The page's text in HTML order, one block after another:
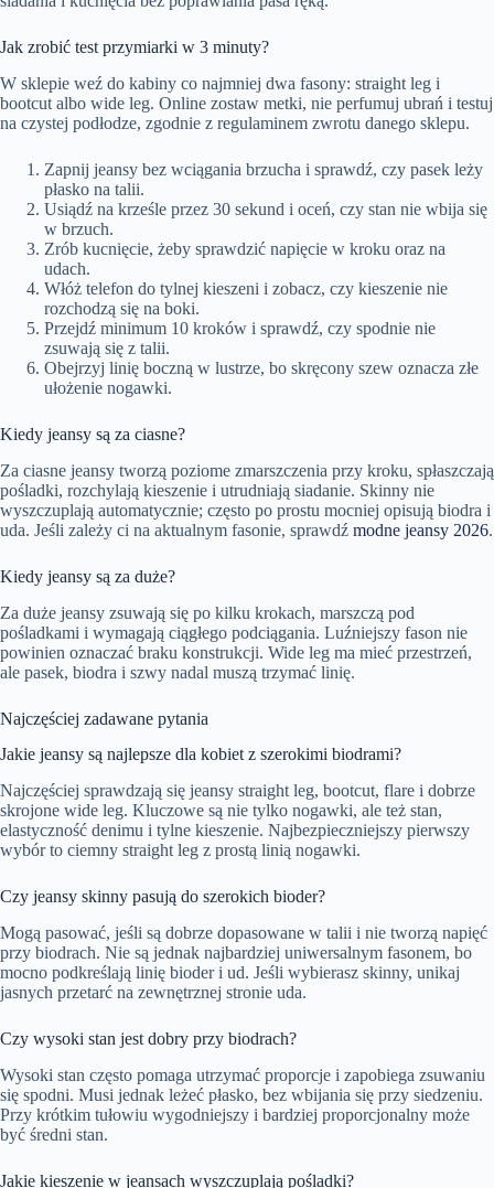
Jak zrobić test przymiarki w 3 minuty?
W sklepie weź do kabiny co najmniej dwa fasony: straight leg i
bootcut albo wide leg. Online zostaw metki, nie perfumuj ubrań i testuj
na czystej podłodze, zgodnie z regulaminem zwrotu danego sklepu.
Zapnij jeansy bez wciągania brzucha i sprawdź, czy pasek leży
płasko na talii.
Usiądź na krześle przez 30 sekund i oceń, czy stan nie wbija się
w brzuch.
Zrób kucnięcie, żeby sprawdzić napięcie w kroku oraz na
udach.
Włóż telefon do tylnej kieszeni i zobacz, czy kieszenie nie
rozchodzą się na boki.
Przejdź minimum 10 kroków i sprawdź, czy spodnie nie
zsuwają się z talii.
Obejrzyj linię boczną w lustrze, bo skręcony szew oznacza złe
ułożenie nogawki.
Kiedy jeansy są za ciasne?
Za ciasne jeansy tworzą poziome zmarszczenia przy kroku, spłaszczają
pośladki, rozchylają kieszenie i utrudniają siadanie. Skinny nie
wyszczuplają automatycznie; często po prostu mocniej opisują biodra i
uda. Jeśli zależy ci na aktualnym fasonie, sprawdź modne jeansy 2026.
Kiedy jeansy są za duże?
Za duże jeansy zsuwają się po kilku krokach, marszczą pod
pośladkami i wymagają ciągłego podciągania. Luźniejszy fason nie
powinien oznaczać braku konstrukcji. Wide leg ma mieć przestrzeń,
ale pasek, biodra i szwy nadal muszą trzymać linię.
Najczęściej zadawane pytania
Jakie jeansy są najlepsze dla kobiet z szerokimi biodrami?
Najczęściej sprawdzają się jeansy straight leg, bootcut, flare i dobrze
skrojone wide leg. Kluczowe są nie tylko nogawki, ale też stan,
elastyczność denimu i tylne kieszenie. Najbezpieczniejszy pierwszy
wybór to ciemny straight leg z prostą linią nogawki.
Czy jeansy skinny pasują do szerokich bioder?
Mogą pasować, jeśli są dobrze dopasowane w talii i nie tworzą napięć
przy biodrach. Nie są jednak najbardziej uniwersalnym fasonem, bo
mocno podkreślają linię bioder i ud. Jeśli wybierasz skinny, unikaj
jasnych przetarć na zewnętrznej stronie uda.
Czy wysoki stan jest dobry przy biodrach?
Wysoki stan często pomaga utrzymać proporcje i zapobiega zsuwaniu
się spodni. Musi jednak leżeć płasko, bez wbijania się przy siedzeniu.
Przy krótkim tułowiu wygodniejszy i bardziej proporcjonalny może
być średni stan.
Jakie kieszenie w jeansach wyszczuplają pośladki?